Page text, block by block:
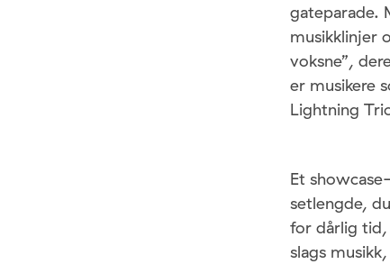
gateparade.
musikklinjer
voksne”,
er musikere
Lightning
Et
setlengde,
for dårlig tid,
slags